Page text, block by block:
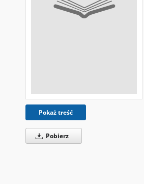
Pokaż treść
Pobierz